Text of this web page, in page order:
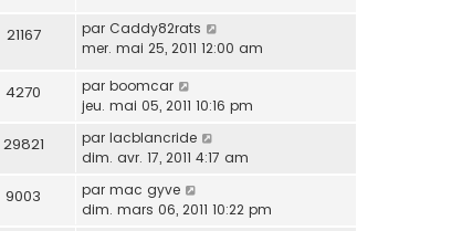
21167 par Caddy82rats
mer. mai 25, 2011 12:00 am
4270 par boomcar
jeu. mai 05, 2011 10:16 pm
29821 par lacblancride
dim. avr. 17, 2011 4:17 am
9003 par mac gyve
dim. mars 06, 2011 10:22 pm